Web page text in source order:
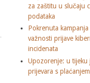
za zaštitu u slučaju
podataka
Pokrenuta kampanja
važnosti prijave
incidenata
Upozorenje: u tijeku
prijevara s